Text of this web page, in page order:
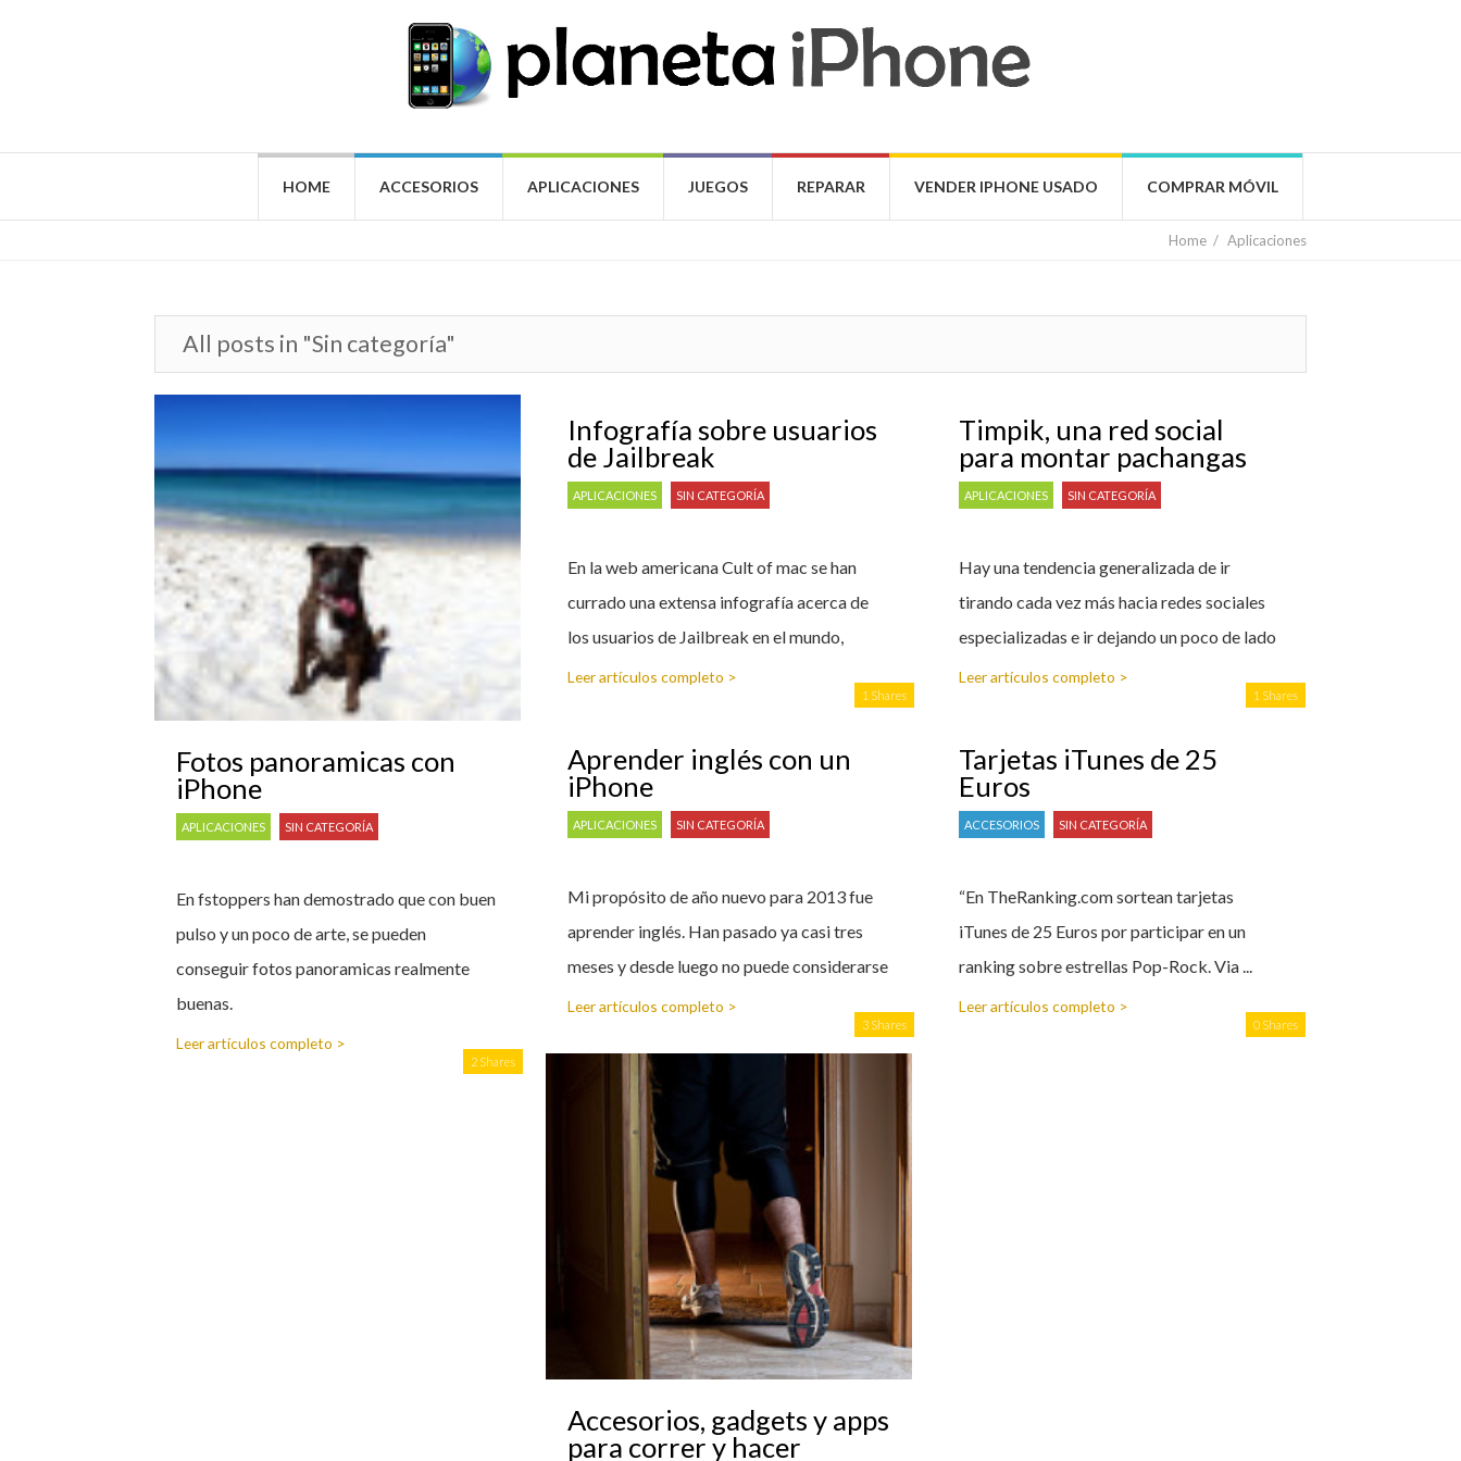
HOME ACCESORIOS APLICACIONES JUEGOS REPARAR VENDER IPHONE USADO COMPRAR MÓVIL
Home / Aplicaciones
All posts in "Sin categoría"
Fotos panoramicas con
iPhone
APLICACIONES SIN CATEGORÍA
En fstoppers han demostrado que con buen
pulso y un poco de arte, se pueden
conseguir fotos panoramicas realmente
buenas.
Leer artículos completo >
2 Shares
Infografía sobre usuarios
de Jailbreak
APLICACIONES SIN CATEGORÍA
En la web americana Cult of mac se han
currado una extensa infografía acerca de
los usuarios de Jailbreak en el mundo,
Leer artículos completo >
1 Shares
Timpik, una red social
para montar pachangas
APLICACIONES SIN CATEGORÍA
Hay una tendencia generalizada de ir
tirando cada vez más hacia redes sociales
especializadas e ir dejando un poco de lado
Leer artículos completo >
1 Shares
Aprender inglés con un
iPhone
APLICACIONES SIN CATEGORÍA
Mi propósito de año nuevo para 2013 fue
aprender inglés. Han pasado ya casi tres
meses y desde luego no puede considerarse
Leer artículos completo >
3 Shares
Tarjetas iTunes de 25
Euros
ACCESORIOS SIN CATEGORÍA
“En TheRanking.com sortean tarjetas
iTunes de 25 Euros por participar en un
ranking sobre estrellas Pop-Rock. Via ...
Leer artículos completo >
0 Shares
Accesorios, gadgets y apps
para correr y hacer